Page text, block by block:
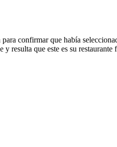
confirmar que había
resulta que este es su